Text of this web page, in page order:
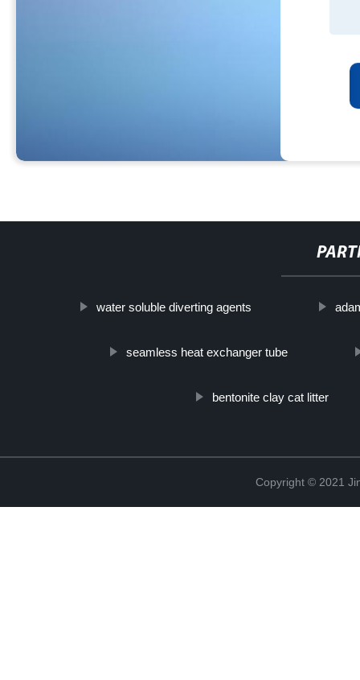
water soluble diverting agents
seamless heat exchanger tube
bentonite clay cat litter
Copyright © 2021